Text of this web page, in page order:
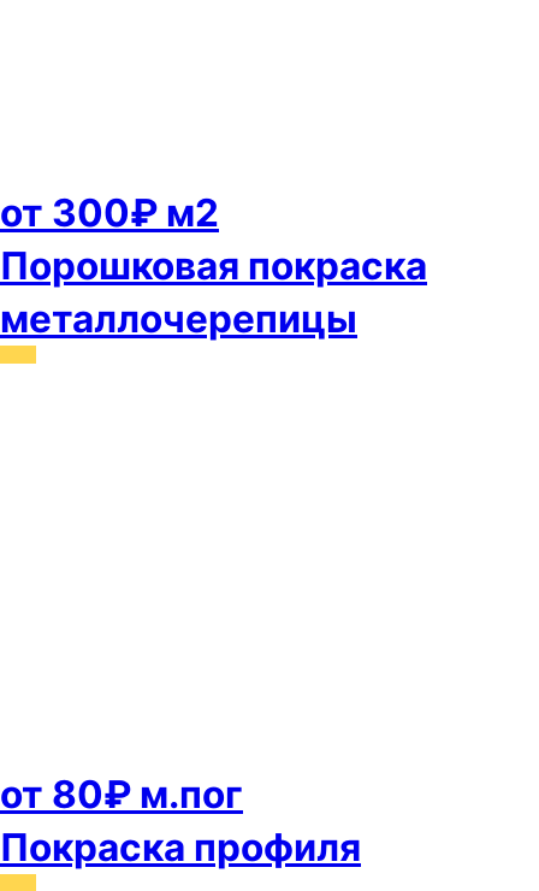
от 300₽ м2
Порошковая покраска
металлочерепицы
от 80₽ м.пог
Покраска профиля